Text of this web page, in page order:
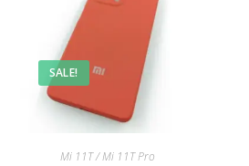
SALE!
Mi 11T / Mi 11T Pro